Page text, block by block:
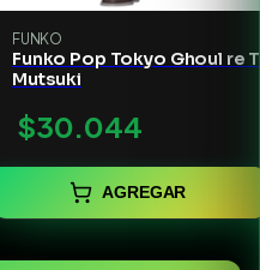
FUNKO
Funko Pop Tokyo Ghoul re
Mutsuki
$30.044
AGREGAR